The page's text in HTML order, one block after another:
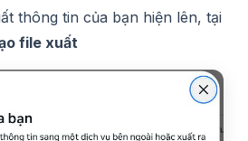
thông tin của bạn hiện lên, tại
file xuất